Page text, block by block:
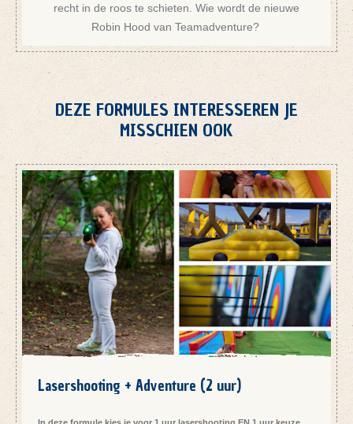
recht in de roos te schieten. Wie wordt de nieuwe
Robin Hood van Teamadventure?
DEZE FORMULES INTERESSEREN JE
MISSCHIEN OOK
Lasershooting + Adventure (2 uur)